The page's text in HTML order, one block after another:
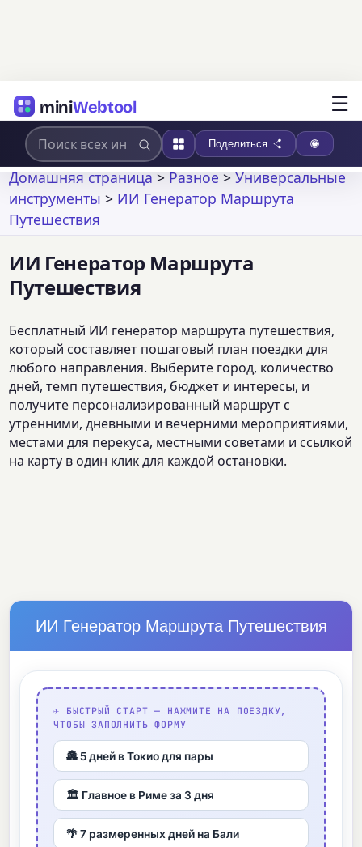
miniWebtool ☰
Поделиться
Домашняя страница>Разное>Универсальные
инструменты > ИИ Генератор Маршрута
Путешествия
ИИ Генератор Маршрута
Путешествия
Бесплатный ИИ генератор маршрута путешествия,
который составляет пошаговый план поездки для
любого направления. Выберите город, количество
дней, темп путешествия, бюджет и интересы, и
получите персонализированный маршрут с
утренними, дневными и вечерними мероприятиями,
местами для перекуса, местными советами и ссылкой
на карту в один клик для каждой остановки.
ИИ Генератор Маршрута Путешествия
✈️ БЫСТРЫЙ СТАРТ — НАЖМИТЕ НА ПОЕЗДКУ,
ЧТОБЫ ЗАПОЛНИТЬ ФОРМУ
🏯 5 дней в Токио для пары
🏛️ Главное в Риме за 3 дня
🌴 7 размеренных дней на Бали